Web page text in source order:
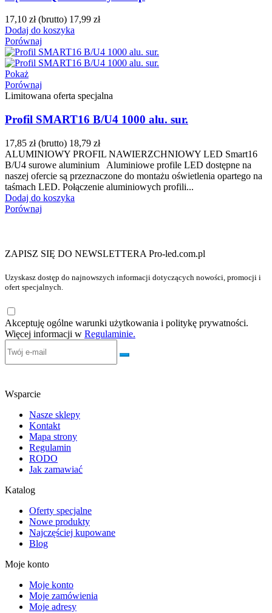
17,10 zł (brutto) 17,99 zł
Dodaj do koszyka
Porównaj
Pokaż
Porównaj
Limitowana oferta specjalna
Profil SMART16 B/U4 1000 alu. sur.
17,85 zł (brutto) 18,79 zł
ALUMINIOWY PROFIL NAWIERZCHNIOWY LED Smart16
B/U4 surowe aluminium Aluminiowe profile LED dostępne na
naszej ofercie są przeznaczone do montażu oświetlenia opartego na
taśmach LED. Połączenie aluminiowych profili...
Dodaj do koszyka
Porównaj
ZAPISZ SIĘ DO NEWSLETTERA Pro-led.com.pl
Uzyskasz dostęp do najnowszych informacji dotyczących nowości, promocji i
ofert specjalnych.
Akceptuję ogólne warunki użytkowania i politykę prywatności.
Więcej informacji w Regulaminie.
Wsparcie
Nasze sklepy
Kontakt
Mapa strony
Regulamin
RODO
Jak zamawiać
Katalog
Oferty specjalne
Nowe produkty
Najczęściej kupowane
Blog
Moje konto
Moje konto
Moje zamówienia
Moje adresy